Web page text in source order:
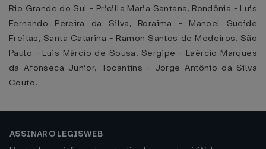
Rio Grande do Sul - Pricilla Maria Santana, Rondônia - Luis
Fernando Pereira da Silva, Roraima - Manoel Sueide
Freitas, Santa Catarina - Ramon Santos de Medeiros, São
Paulo - Luis Márcio de Sousa, Sergipe - Laércio Marques
da Afonseca Junior, Tocantins - Jorge Antônio da Silva
Couto.
ASSINAR O LEGISWEB